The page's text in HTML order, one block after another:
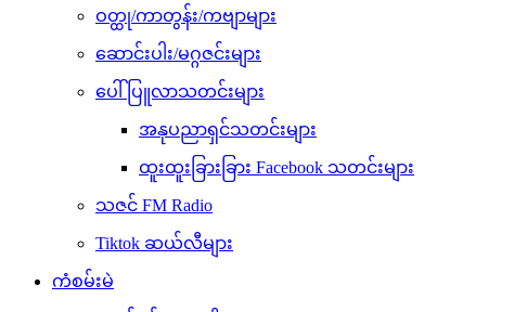
ဝတ္ထု/ကာတွန်း/ကဗျာများ
ဆောင်းပါး/မဂ္ဂဇင်းများ
ပေါ်ပြူလာသတင်းများ
အနုပညာရှင်သတင်းများ
ထူးထူးခြားခြား Facebook သတင်းများ
သဇင် FM Radio
Tiktok ဆယ်လီများ
ကံစမ်းမဲ